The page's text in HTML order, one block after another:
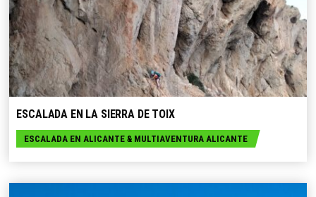
SELECCIONE OPCIONES
ESCALADA EN LA SIERRA DE TOIX
ESCALADA EN ALICANTE & MULTIAVENTURA ALICANTE